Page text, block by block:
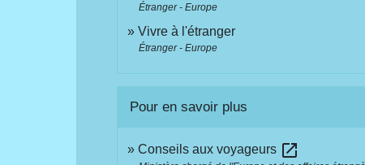
Étranger - Europe
Vivre à l'étranger
Étranger - Europe
Pour en savoir plus
Conseils aux voyageurs open_in_new